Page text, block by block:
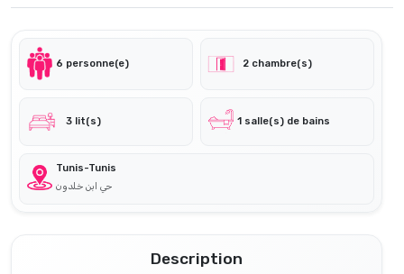
6 personne(e) 2 chambre(s)
3 lit(s) 1 salle(s) de bains
Tunis-Tunis
حي ابن خلدون
Description